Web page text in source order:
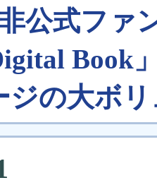
公式ファ
Book
ジの大ボ